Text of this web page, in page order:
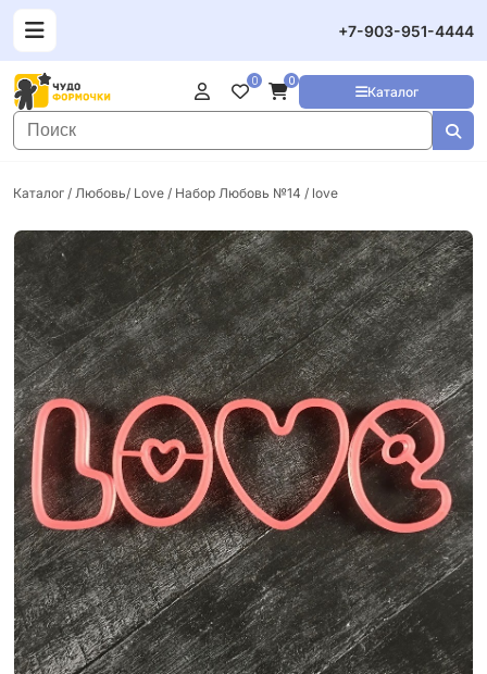
+7-903-951-4444
Каталог
0 0
Каталог / Любовь/ Love / Набор Любовь №14 / love